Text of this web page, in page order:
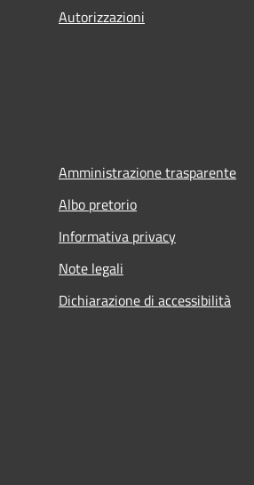
Autorizzazioni
Amministrazione trasparente
Albo pretorio
Informativa privacy
Note legali
Dichiarazione di accessibilità